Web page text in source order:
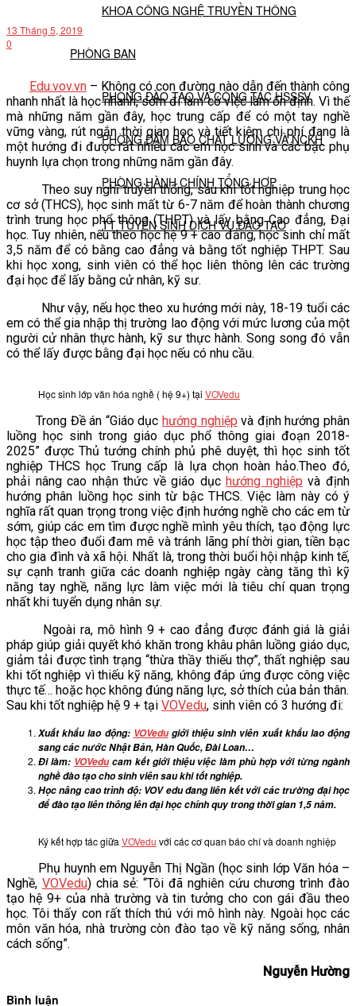
KHOA CÔNG NGHỆ TRUYỀN THÔNG
PHÒNG BAN
PHÒNG ĐÀO TẠO VÀ CÔNG TÁC HSSSV
PHÒNG ĐẢM BẢO CHẤT LƯỢNG VÀ NCKH
PHÒNG HÀNH CHÍNH TỔNG HỢP
TT TUYỂN SINH DỊCH VỤ ĐÀO TẠO
NGHIÊN CỨU KHOA HỌC
VĂN BẢN
THƯ VIỆN
13 Tháng 5, 2019
0
Edu.vov.vn– Không có con đường nào dẫn đến thành công
nhanh nhất là học nhanh, sớm đi làm có việc làm ổn định. Vì thế
mà những năm gần đây, học trung cấp để có một tay nghề
vững vàng, rút ngắn thời gian học và tiết kiệm chi phí đang là
một hướng đi được rất nhiều các em học sinh và các bậc phụ
huynh lựa chọn trong những năm gần đây.
Theo suy nghĩ truyền thống, sau khi tốt nghiệp trung học
cơ sở (THCS), học sinh mất từ 6-7 năm để hoàn thành chương
trình trung học phổ thông (THPT) và lấy bằng Cao đẳng, Đại
học. Tuy nhiên, nếu theo học hệ 9 + cao đẳng, học sinh chỉ mất
3,5 năm để có bằng cao đẳng và bằng tốt nghiệp THPT. Sau
khi học xong, sinh viên có thể học liên thông lên các trường
đại học để lấy bằng cử nhân, kỹ sư.
Như vậy, nếu học theo xu hướng mới này, 18-19 tuổi các
em có thể gia nhập thị trường lao động với mức lương của một
người cử nhân thực hành, kỹ sư thực hành. Song song đó vẫn
có thể lấy được bằng đại học nếu có nhu cầu.
Học sinh lớp văn hóa nghề ( hệ 9+) tại VOVedu
Trong Đề án “Giáo dục hướng nghiệp và định hướng phân
luồng học sinh trong giáo dục phổ thông giai đoạn 2018-
2025” được Thủ tướng chính phủ phê duyệt, thì học sinh tốt
nghiệp THCS học Trung cấp là lựa chọn hoàn hảo.Theo đó,
phải nâng cao nhận thức về giáo dụchướng nghiệp và định
hướng phân luồng học sinh từ bậc THCS. Việc làm này có ý
nghĩa rất quan trọng trong việc định hướng nghề cho các em từ
sớm, giúp các em tìm được nghề mình yêu thích, tạo động lực
học tập theo đuổi đam mê và tránh lãng phí thời gian, tiền bạc
cho gia đình và xã hội. Nhất là, trong thời buổi hội nhập kinh tế,
sự cạnh tranh giữa các doanh nghiệp ngày càng tăng thì kỹ
năng tay nghề, năng lực làm việc mới là tiêu chí quan trọng
nhất khi tuyển dụng nhân sự.
Ngoài ra, mô hình 9 + cao đẳng được đánh giá là giải
pháp giúp giải quyết khó khăn trong khâu phân luồng giáo dục,
giảm tải được tình trạng “thừa thầy thiếu thợ”, thất nghiệp sau
khi tốt nghiệp vì thiếu kỹ năng, không đáp ứng được công việc
thực tế… hoặc học không đúng năng lực, sở thích của bản thân.
Sau khi tốt nghiệp hệ 9 + tại VOVedu, sinh viên có 3 hướng đi:
Xuất khẩu lao động: VOVedugiới thiệu sinh viên xuất khẩu lao động
sang các nước Nhật Bản, Hàn Quốc, Đài Loan…
Đi làm: VOVeducam kết giới thiệu việc làm phù hợp với từng ngành
nghề đào tạo cho sinh viên sau khi tốt nghiệp.
Học nâng cao trình độ: VOV edu đang liên kết với các trường đại học
để đào tạo liên thông lên đại học chính quy trong thời gian 1,5 năm.
Ký kết hợp tác giữa VOVedu với các cơ quan báo chí và doanh nghiệp
Phụ huynh em Nguyễn Thị Ngần (học sinh lớp Văn hóa –
Nghề, VOVedu) chia sẻ: “Tôi đã nghiên cứu chương trình đào
tạo hệ 9+ của nhà trường và tin tưởng cho con gái đầu theo
học. Tôi thấy con rất thích thú với mô hình này. Ngoài học các
môn văn hóa, nhà trường còn đào tạo về kỹ năng sống, nhân
cách sống”.
Nguyễn Hường
Bình luận